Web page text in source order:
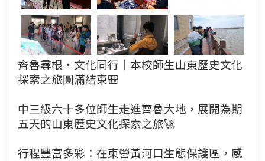
齊魯尋根・文化同行｜本校師生山東歷史文化
探索之旅圓滿結束🎒
中三級六十多位師生走進齊魯大地，展開為期
五天的山東歷史文化探索之旅🚀
行程豐富多彩：在東營黃河口生態保護區，感